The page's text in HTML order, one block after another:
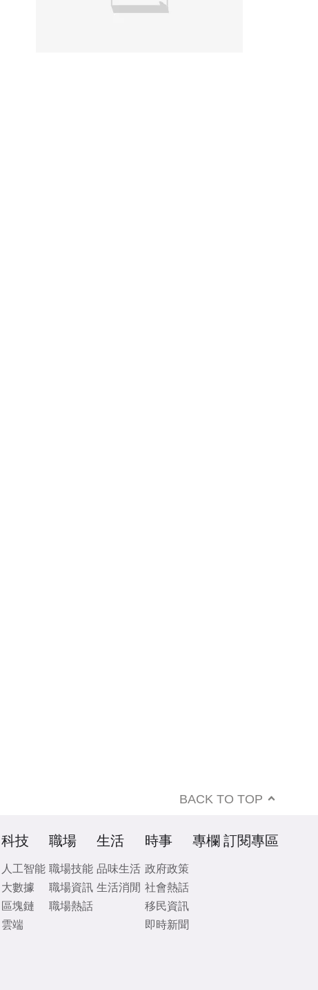
BACK TO TOP
科技
人工智能
大數據
區塊鏈
雲端
職場
職場技能
職場資訊
職場熱話
生活
品味生活
生活消閒
時事
政府政策
社會熱話
移民資訊
即時新聞
專欄 訂閱專區